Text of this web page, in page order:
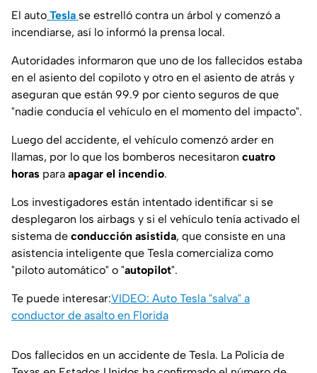
El auto Tesla se estrelló contra un árbol y comenzó a
incendiarse, así lo informó la prensa local.
Autoridades informaron que uno de los fallecidos estaba
en el asiento del copiloto y otro en el asiento de atrás y
aseguran que están 99.9 por ciento seguros de que
"nadie conducía el vehículo en el momento del impacto".
Luego del accidente, el vehículo comenzó arder en
llamas, por lo que los bomberos necesitaron cuatro
horas para apagar el incendio.
Los investigadores están intentado identificar si se
desplegaron los airbags y si el vehículo tenía activado el
sistema de conducción asistida, que consiste en una
asistencia inteligente que Tesla comercializa como
"piloto automático" o "autopilot".
Te puede interesar:VIDEO: Auto Tesla "salva" a
conductor de asalto en Florida
Dos fallecidos en un accidente de Tesla. La Policía de